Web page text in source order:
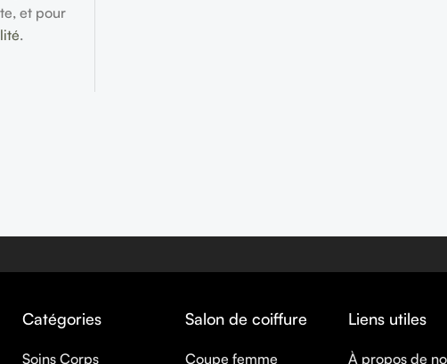
et pour
.
Catégories
Soins Corps
Salon de coiffure
Coupe femme
Liens utiles
À propos de